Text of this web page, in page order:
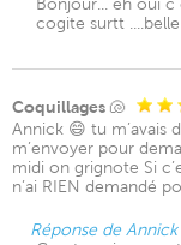
cogite surtt
Coquillages 🐚
Annick 😄 tu m’avais
m’envoyer pour
midi on grignote Si
n’ai RIEN demandé
Réponse de